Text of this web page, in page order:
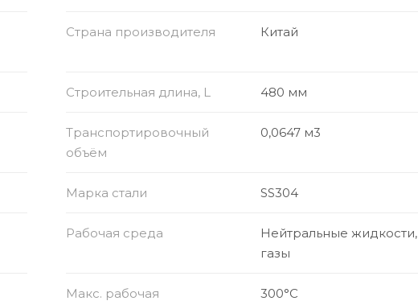
Страна производителя Китай
Строительная длина, L 480 мм
Транспортировочный
объём
0,0647 м3
Марка стали SS304
Рабочая среда
Нейтральные жидкости,
газы
Макс. рабочая 300°C